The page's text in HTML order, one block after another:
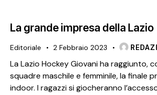
La grande impresa della Lazio
Editoriale 2 Febbraio 2023
La Lazio Hockey Giovani ha raggiunto,
squadre maschile e femminile, la finale
indoor. I ragazzi si giocheranno l’accesso